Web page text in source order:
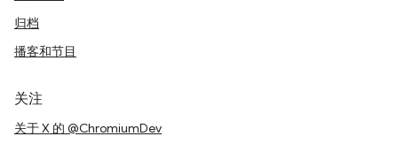
归档
播客和节目
关注
关于 X 的 @ChromiumDev